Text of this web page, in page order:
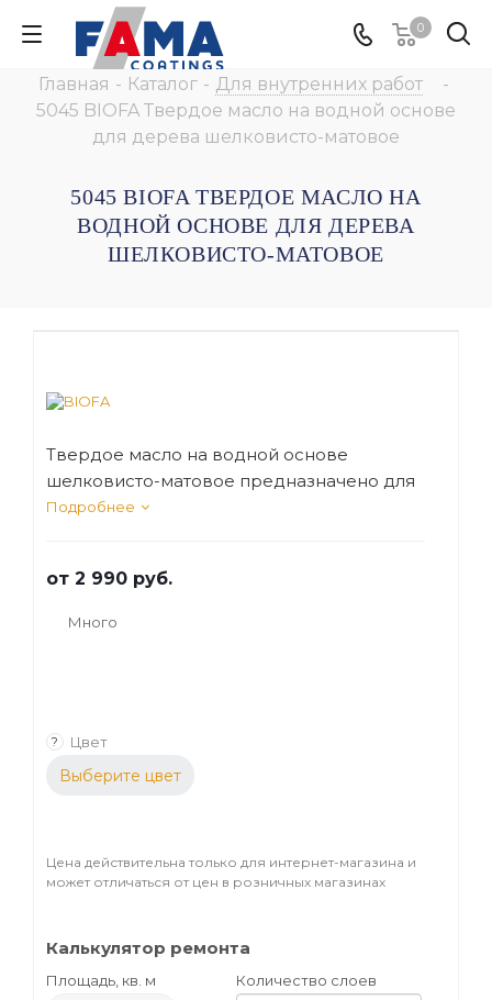
0
Главная - Каталог - Для внутренних работ
-
5045 BIOFA Твердое масло на водной основе
для дерева шелковисто-матовое
5045 BIOFA ТВЕРДОЕ МАСЛО НА
ВОДНОЙ ОСНОВЕ ДЛЯ ДЕРЕВА
ШЕЛКОВИСТО-МАТОВОЕ
Твердое масло на водной основе
шелковисто-матовое предназначено для
внутренних работ создано для
обработка стен, пола в помещениях с
повышенной влажностью.
Подробнее
от 2 990 руб.
Много
? Цвет
Выберите цвет
Цена действительна только для интернет-магазина и
может отличаться от цен в розничных магазинах
Калькулятор ремонта
Площадь, кв. м Количество слоев